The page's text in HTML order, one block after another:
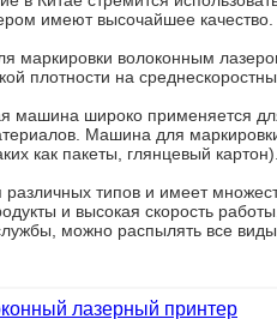
имеют высочайшее
маркировки волоконным
плотности на
машина широко применяется
Машина для
как пакеты, глянцевый картон).
типов и имеет
и высокая скорость работы.
можно распылять все виды